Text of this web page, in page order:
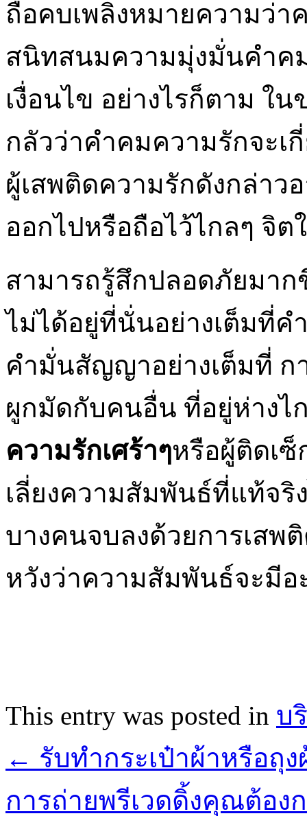
ถือคบเพลิงหมายความว่
สนิทสนมความมุ่งมั่นคําค
เงื่อนไข อย่างไรก็ตาม ใ
กลัวว่าคําคมความรักจะเ
ผู้เสพติดความรักดังกล่าว
ออกไปหรือถือไว้ไกลๆ จิต
สามารถรู้สึกปลอดภัยมา
ไม่ได้อยู่ที่นั่นอย่างเต็มที่คํ
คำมั่นสัญญาอย่างเต็มที่ ก
ผูกมัดกับคนอื่น ที่อยู่ห่างไ
ความรักเศร้าๆหรือผู้ติดเ
เลี่ยงความสัมพันธ์ที่แท้จริ
บางคนจบลงด้วยการเสพ
หวังว่าความสัมพันธ์จะมีอ
This entry was posted in บ
← รับทำกระเป๋าผ้าหรือถุ
การถ่ายพรีเวดดิ้งคุณต้อง